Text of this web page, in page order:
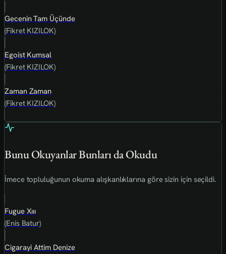
Gecenin Tam Üçünde
(Fikret KIZILOK)
Egoist Kumsal
(Fikret KIZILOK)
Zaman Zaman
(Fikret KIZILOK)
Bunu Okuyanlar Bunları da Okudu
İmece topluluğunun okuma alışkanlıklarına göre sizin için seçildi.
Fugue Xııı
(Enis Batur)
Cigarayi Attim Denize